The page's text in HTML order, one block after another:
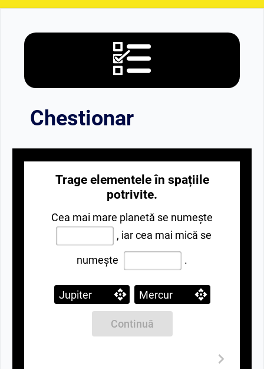
Chestionar
Trage elementele în spațiile
potrivite.
Cea mai mare planetă se numește
, iar cea mai mică se
numește
.
Jupiter Mercur
Continuă